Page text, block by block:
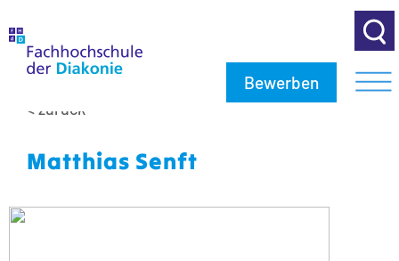
Bewerben
< zurück
Matthias Senft